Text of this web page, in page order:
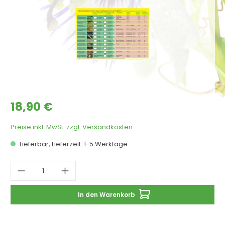
Regulärer Preis:
18,90 €
Preise inkl. MwSt. zzgl. Versandkosten
Lieferbar, Lieferzeit: 1-5 Werktage
Produkt Anzahl: Gib den
In den Warenkorb